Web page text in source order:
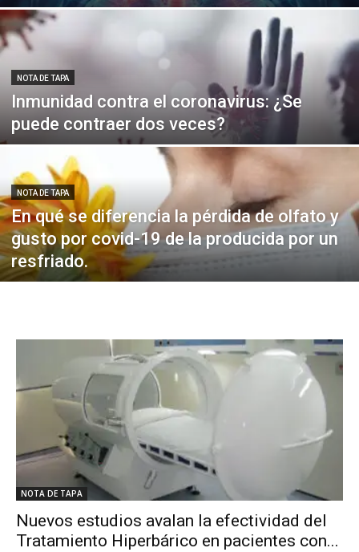
NOTA DE TAPA
Inmunidad contra el coronavirus: ¿Se
puede contraer dos veces?
NOTA DE TAPA
En qué se diferencia la pérdida de olfato y
gusto por covid-19 de la producida por un
resfriado.
NOTA DE TAPA
Nuevos estudios avalan la efectividad del
Tratamiento Hiperbárico en pacientes con...